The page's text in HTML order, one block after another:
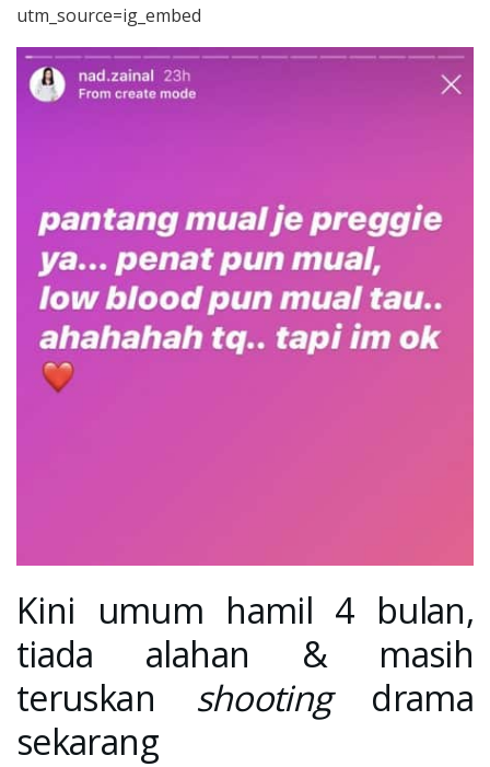
utm_source=ig_embed
Kini umum hamil 4 bulan,
tiada alahan & masih
teruskan shootingdrama
sekarang